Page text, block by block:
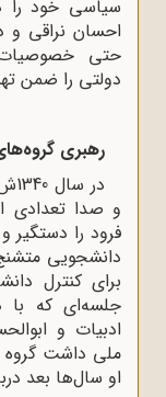
سیاسی خود را
احسان نراقی و
حتی خصوصیات
دولتی را ضمن
رهبری
و صدا تعدادی
فرود را
دانشجویی
برای کنترل
جلسه‌ای که با
ادبیات و
ملی داشت
او سال‌ها بعد